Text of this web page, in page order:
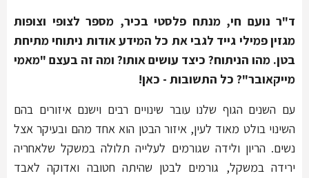
ד"ר נועם חי, מנתח פלסטי בכיר, מספר לצופי וצופות
מגזין פמילי גייד לגבי את כל המידע אודות ניתוחי מתיחת
בטן. מהו הניתוח? כיצד עושים אותו? ומה זה בעצם "מאמי
מייקאובר"? כל התשובות - כאן!
עם השנים הגוף שלנו עובר שינויים רבים וישנם איזורים בהם
השינוי בולט מאוד לעין, איזור הבטן הוא אחד מהם ובעיקר אצל
נשים. הריון ולידה שגורמים לעלייה תלולה במשקל שלאחריה
ירידה במשקל, גורמים לבטן שהיתה חטובה ואדוקה לאבד